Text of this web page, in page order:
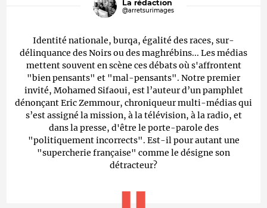
La rédaction
@arretsurimages
Identité nationale, burqa, égalité des races, sur-
délinquance des Noirs ou des maghrébins... Les médias
mettent souvent en scène ces débats où s'affrontent
"bien pensants" et "mal-pensants". Notre premier
invité, Mohamed Sifaoui, est l’auteur d’un pamphlet
dénonçant Eric Zemmour, chroniqueur multi-médias qui
s’est assigné la mission, à la télévision, à la radio, et
dans la presse, d'être le porte-parole des
"politiquement incorrects". Est-il pour autant une
"supercherie française" comme le désigne son
détracteur?